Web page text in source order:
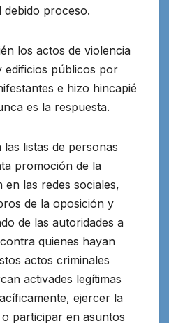
debido proceso.
los actos de violencia
públicos por
e hizo hincapié
es la respuesta.
listas de personas
promoción de la
las redes sociales,
de la oposición y
de las autoridades a
quienes hayan
actos criminales
activades legítimas
ejercer la
participar en asuntos